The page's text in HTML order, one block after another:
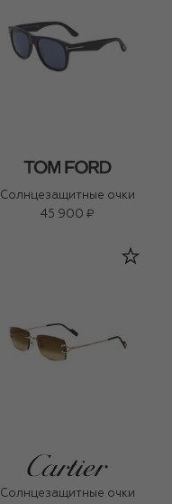
Солнцезащитные очки
45 900 ₽
Солнцезащитные очки